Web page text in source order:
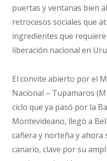
puertas y ventanas bien
retrocesos sociales que
ingredientes que
liberación nacional en
El convite abierto por el
Nacional – Tupamaros
ciclo que ya pasó por la
Montevideano, llegó a
cañera y norteña y
canario, clave por su